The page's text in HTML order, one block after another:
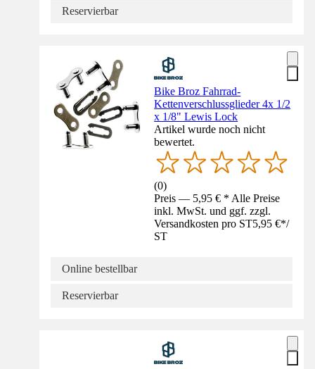
Reservierbar
Bike Broz Fahrrad-
Kettenverschlussglieder 4x 1/2
x 1/8" Lewis Lock
Artikel wurde noch nicht
bewertet.
(0)
Preis — 5,95 € * Alle Preise
inkl. MwSt. und ggf. zzgl.
Versandkosten pro ST5,95 €*/
ST
Online bestellbar
Reservierbar